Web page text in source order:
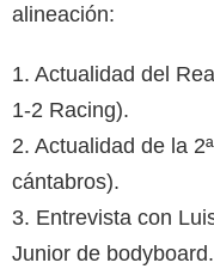
alineación:
1. Actualidad del
1-2 Racing).
2. Actualidad de la
cántabros).
3. Entrevista con
Junior de bodyboard.